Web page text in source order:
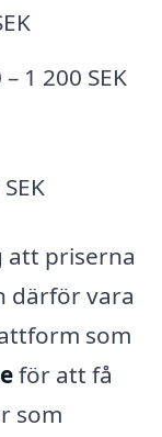
1 200 SEK
att priserna
därför vara
som
för att få
som